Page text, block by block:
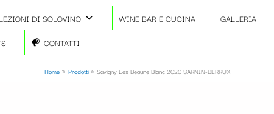
DI SOLOVINO WINE BAR E CUCINA
GALLERIA
CONTATTI
Home Prodotti Savigny Les Beaune Blanc 2020 SARNIN-BERRUX